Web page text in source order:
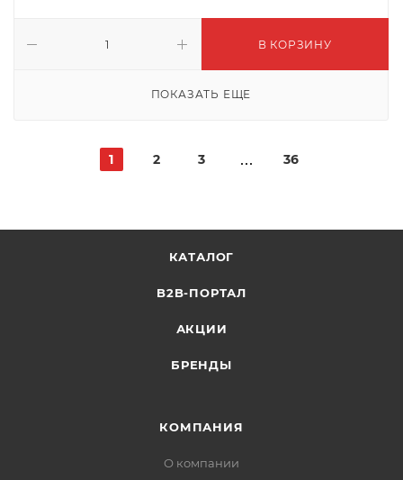
В КОРЗИНУ
ПОКАЗАТЬ ЕЩЕ
1 2 3 36
КАТАЛОГ
B2B-ПОРТАЛ
АКЦИИ
БРЕНДЫ
КОМПАНИЯ
О компании